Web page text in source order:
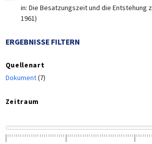
in: Die Besatzungszeit und die Entstehung
1961)
ERGEBNISSE FILTERN
Quellenart
Dokument(7)
Zeitraum